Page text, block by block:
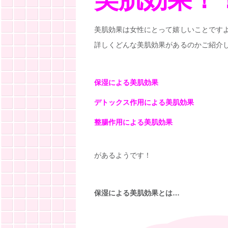
美肌効果は女性にとって嬉しいことです
詳しくどんな美肌効果があるのかご紹介
保湿による美肌効果
デトックス作用による美肌効果
整腸作用による美肌効果
があるようです！
保湿による美肌効果とは…